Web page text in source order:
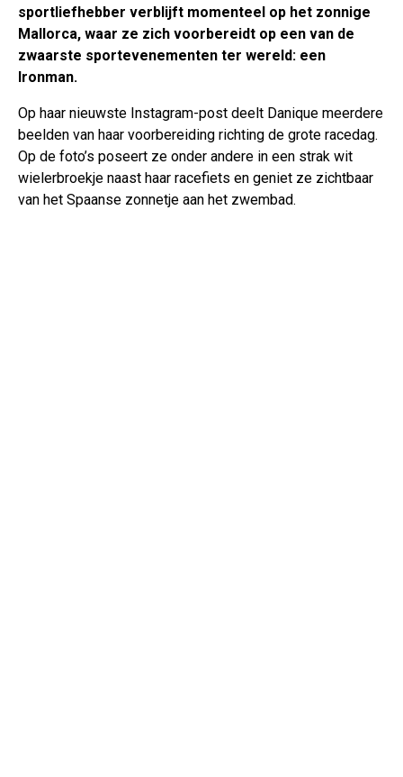
sportliefhebber verblijft momenteel op het zonnige
Mallorca, waar ze zich voorbereidt op een van de
zwaarste sportevenementen ter wereld: een
Ironman.
Op haar nieuwste Instagram-post deelt Danique meerdere
beelden van haar voorbereiding richting de grote racedag.
Op de foto’s poseert ze onder andere in een strak wit
wielerbroekje naast haar racefiets en geniet ze zichtbaar
van het Spaanse zonnetje aan het zwembad.